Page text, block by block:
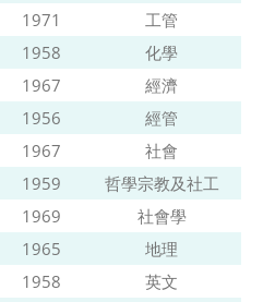
1971
工管
1958
化學
1967
經濟
1956
經管
1967
社會
1959
哲學宗教及社工
1969
社會學
1965
地理
1958
英文